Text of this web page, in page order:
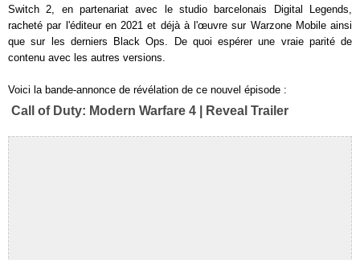
Switch 2, en partenariat avec le studio barcelonais Digital Legends,
racheté par l'éditeur en 2021 et déjà à l'œuvre sur Warzone Mobile ainsi
que sur les derniers Black Ops. De quoi espérer une vraie parité de
contenu avec les autres versions.
Voici la bande-annonce de révélation de ce nouvel épisode :
Call of Duty: Modern Warfare 4 | Reveal Trailer